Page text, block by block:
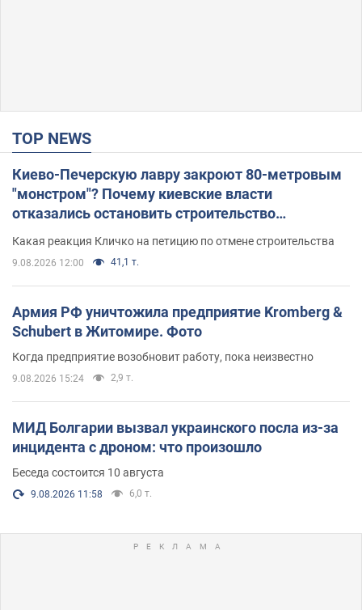
TOP NEWS
Киево-Печерскую лавру закроют 80-метровым
"монстром"? Почему киевские власти
отказались остановить строительство
Какая реакция Кличко на петицию по отмене строительства
9.08.2026 12:00 41,1 т.
Армия РФ уничтожила предприятие Kromberg &
Schubert в Житомире. Фото
Когда предприятие возобновит работу, пока неизвестно
9.08.2026 15:24 2,9 т.
МИД Болгарии вызвал украинского посла из-за
инцидента с дроном: что произошло
Беседа состоится 10 августа
9.08.2026 11:58 6,0 т.